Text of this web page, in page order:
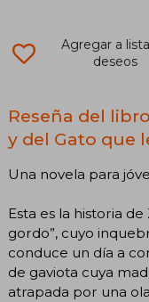
Agregar a
deseos
Reseña del
y del Gato que
Una novela para
Esta es la historia
gordo”, cuyo
conduce un día a
de gaviota cuya
atrapada por una